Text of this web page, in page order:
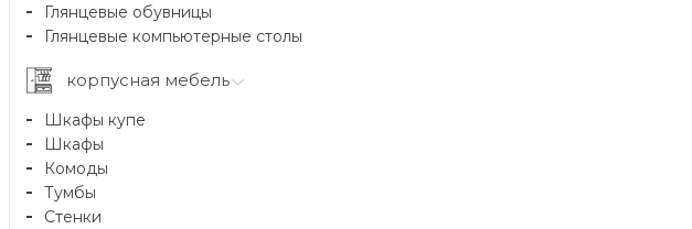
Глянцевые обувницы
Глянцевые компьютерные столы
корпусная мебель
Шкафы купе
Шкафы
Комоды
Тумбы
Стенки